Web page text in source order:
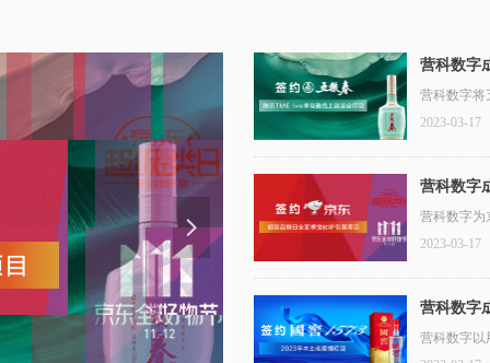
넲
营科数字
营科数字将
增长新支点
2023-03-17
营科数字
营科数字为
2023-03-17
营科数字
营科数字以